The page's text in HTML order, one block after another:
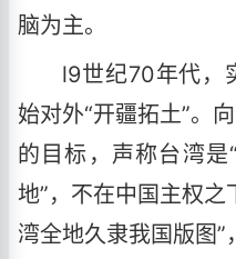
脑为主。
l9世纪70年代，
始对外“开疆拓土”。
的目标，声称台湾是
地”，不在中国主权
湾全地久隶我国版图”